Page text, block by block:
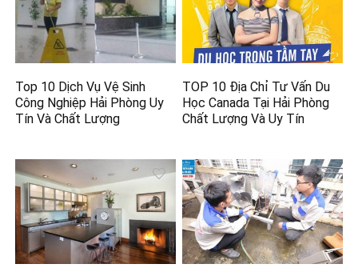
Top 10 Dịch Vụ Vệ Sinh
Công Nghiệp Hải Phòng Uy
Tín Và Chất Lượng
TOP 10 Địa Chỉ Tư Vấn Du
Học Canada Tại Hải Phòng
Chất Lượng Và Uy Tín